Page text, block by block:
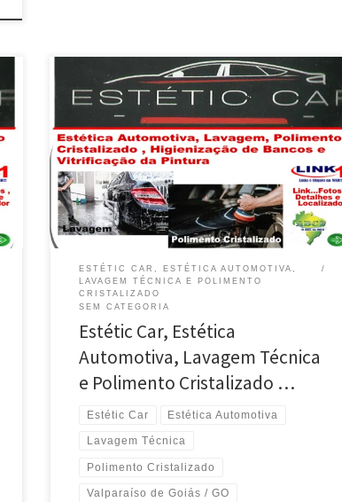
Na Estétic Car , Lavagem Técnica Automotiva e
Polimento cristalizado em Valparaíso de Goiás / GO
Lavagem Americana com Cera e Lavagem Técnica do
Motor em Valparaíso de Goiás / GO Higienização dos
Bancos , Carpete e Teto é na Stétic Car em Valparaíso
de Goiás / GO Vitrificação e […]
ESTÉTIC CAR, ESTÉTICA AUTOMOTIVA,
LAVAGEM TÉCNICA E POLIMENTO
CRISTALIZADO
SEM CATEGORIA
Estétic Car, Estética
Automotiva, Lavagem Técnica
e Polimento Cristalizado …
Estétic Car Estética Automotiva
Lavagem Técnica
Polimento Cristalizado
Valparaíso de Goiás / GO